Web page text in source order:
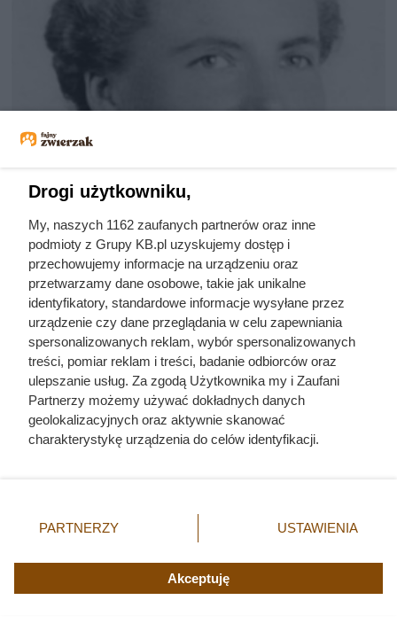
Kat w spódnicy. Najokrutniejsza
nadzorczyni Auschwitz przed
egzekucją wykrzyknęła „Niech
żyje Polska!”
Drogi użytkowniku,
My, naszych 1162 zaufanych partnerów oraz inne
podmioty z Grupy KB.pl uzyskujemy dostęp i
przechowujemy informacje na urządzeniu oraz
przetwarzamy dane osobowe, takie jak unikalne
identyfikatory, standardowe informacje wysyłane przez
urządzenie czy dane przeglądania w celu zapewniania
spersonalizowanych reklam, wybór spersonalizowanych
treści, pomiar reklam i treści, badanie odbiorców oraz
ulepszanie usług. Za zgodą Użytkownika my i Zaufani
Partnerzy możemy używać dokładnych danych
geolokalizacyjnych oraz aktywnie skanować
charakterystykę urządzenia do celów identyfikacji.
zmienić/wycofać klikając przycisk ustawień prywatności
znajdujący się w lewym dolnym rogu strony. Niektóre
użytkownika, ale masz prawo sprzeciwić się takiemu
przetwarzaniu. Preferencje będą miały zastosowania tylko
PARTNERZY USTAWIENIA
Akceptuję